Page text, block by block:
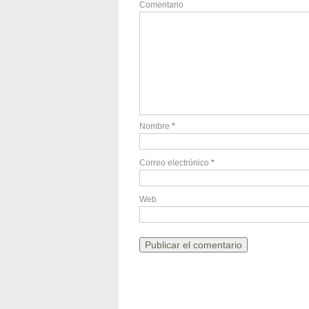
Comentario
Nombre *
Correo electrónico *
Web